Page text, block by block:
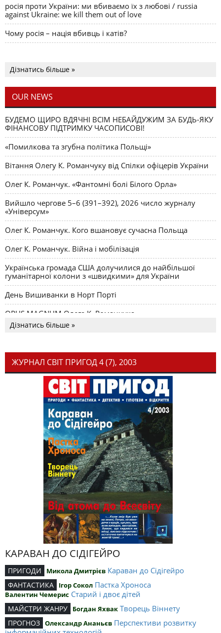
росія проти України: ми вбиваємо їх з любові / russia
against Ukraine: we kill them out of love
Чому росія – нація вбивць і катів?
Дізнатись більше »
OUR NEWS
БУДЕМО ЩИРО ВДЯЧНІ ВСІМ НЕБАЙДУЖИМ ЗА БУДЬ-ЯКУ
ФІНАНСОВУ ПІДТРИМКУ ЧАСОПИСОВІ!
«Помилкова та згубна політика Польщі»
Вітання Олегу К. Романчуку від Спілки офіцерів України
Олег К. Романчук. «Фантомні болі Білого Орла»
Вийшло чергове 5–6 (391–392), 2026 число журналу
«Універсум»
Олег К. Романчук. Кого вшановує сучасна Польща
Олег К. Романчук. Війна і мобілізація
Українська громада США долучилися до найбільшої
гуманітарної колони з «швидкими» для України
День Вишиванки в Норт Порті
OPUS MAGNUM Олега К. Романчука
Дізнатись більше »
ЖУРНАЛ СВІТ ПРИГОД 4 (7), 2003
КАРАВАН ДО СІДІГЕЙРО
ПРИГОДИ Микола Дмитрієв Караван до Сідігейро
ФАНТАСТИКА Ігор Сокол Пастка Хроноса
Валентин Чемерис Старий і двоє дітей
МАЙСТРИ ЖАНРУ Богдан Яхвак Творець Віннету
ПРОГНОЗ Олександр Ананьєв Перспективи розвитку